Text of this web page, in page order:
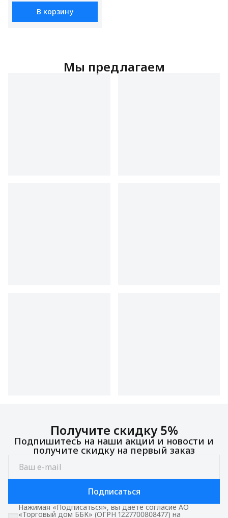
В корзину
Мы предлагаем
Получите скидку 5%
Подпишитесь на наши акции и новости и
получите скидку на первый заказ
Подписаться
Нажимая «Подписаться», вы даете согласие АО
«Торговый дом ББК» (ОГРН 1227700808477) на